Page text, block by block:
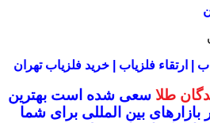
| ارتقاء فلزیاب | خرید فلزیاب تهران
طلا سعی شده است بهترین
بازار‌های بین المللی برای شما